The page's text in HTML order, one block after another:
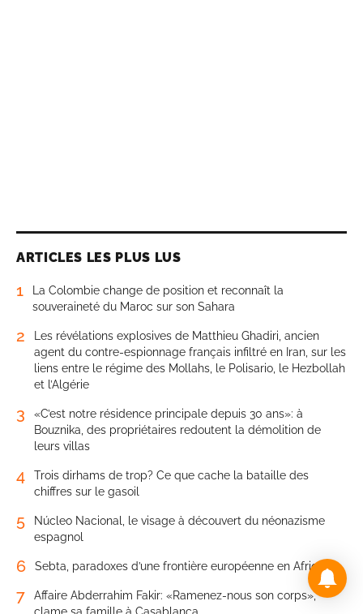
ARTICLES LES PLUS LUS
1
La Colombie change de position et reconnaît la
souveraineté du Maroc sur son Sahara
2
Les révélations explosives de Matthieu Ghadiri, ancien
agent du contre-espionnage français infiltré en Iran, sur les
liens entre le régime des Mollahs, le Polisario, le Hezbollah
et l’Algérie
3
«C’est notre résidence principale depuis 30 ans»: à
Bouznika, des propriétaires redoutent la démolition de
leurs villas
4
Trois dirhams de trop? Ce que cache la bataille des
chiffres sur le gasoil
5
Núcleo Nacional, le visage à découvert du néonazisme
espagnol
6 Sebta, paradoxes d’une frontière européenne en Afrique
7
Affaire Abderrahim Fakir: «Ramenez-nous son corps»,